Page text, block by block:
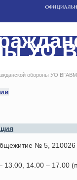
УО
обороны УО ВГАВМ
№ 5, 210026
13.00, 14.00 – 17.00